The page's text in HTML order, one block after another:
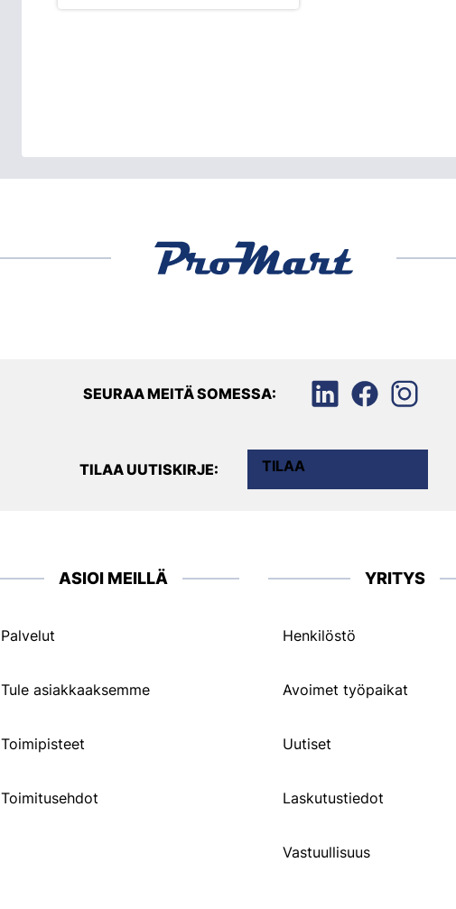
SEURAA MEITÄ SOMESSA:
TILAA UUTISKIRJE: TILAA
ASIOI MEILLÄ
Palvelut
Tule asiakkaaksemme
Toimipisteet
Toimitusehdot
YRITYS
Henkilöstö
Avoimet työpaikat
Uutiset
Laskutustiedot
Vastuullisuus